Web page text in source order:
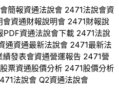
簡報資通法說會 2471法說會資
會資通財報說明會 2471財報說
PDF資通法說會下載 2471法說
通資通最新法說會 2471最新法
績發表會資通營運報告 2471營
股票資通股價分析 2471股價分析
法說會 Q2資通法說會